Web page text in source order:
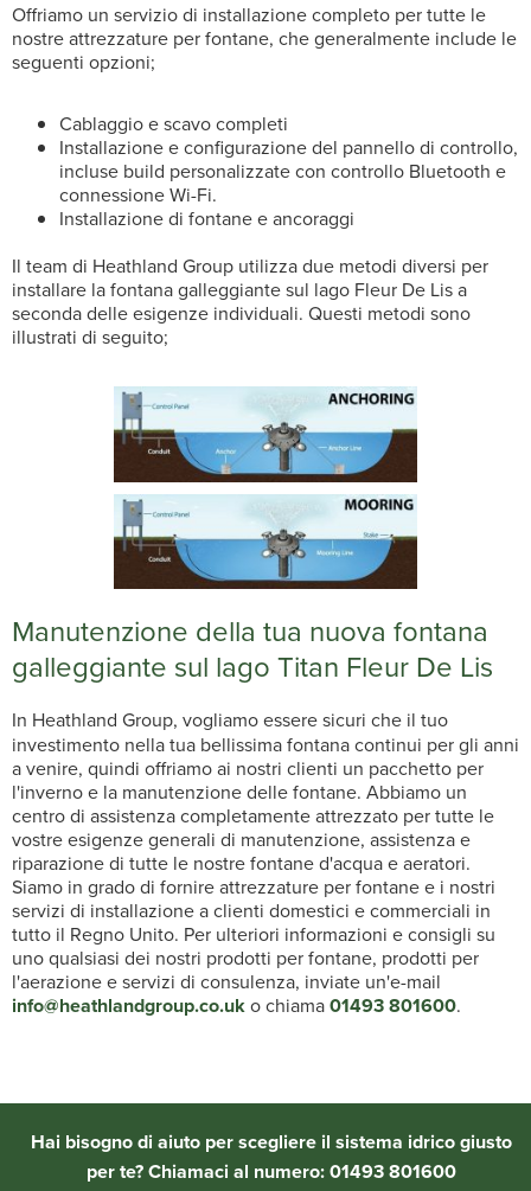
Offriamo un servizio di installazione completo per tutte le
nostre attrezzature per fontane, che generalmente include le
seguenti opzioni;
Cablaggio e scavo completi
Installazione e configurazione del pannello di controllo,
incluse build personalizzate con controllo Bluetooth e
connessione Wi-Fi.
Installazione di fontane e ancoraggi
Il team di Heathland Group utilizza due metodi diversi per
installare la fontana galleggiante sul lago Fleur De Lis a
seconda delle esigenze individuali. Questi metodi sono
illustrati di seguito;
Manutenzione della tua nuova fontana
galleggiante sul lago Titan Fleur De Lis
In Heathland Group, vogliamo essere sicuri che il tuo
investimento nella tua bellissima fontana continui per gli anni
a venire, quindi offriamo ai nostri clienti un pacchetto per
l'inverno e la manutenzione delle fontane. Abbiamo un
centro di assistenza completamente attrezzato per tutte le
vostre esigenze generali di manutenzione, assistenza e
riparazione di tutte le nostre fontane d'acqua e aeratori.
Siamo in grado di fornire attrezzature per fontane e i nostri
servizi di installazione a clienti domestici e commerciali in
tutto il Regno Unito. Per ulteriori informazioni e consigli su
uno qualsiasi dei nostri prodotti per fontane, prodotti per
l'aerazione e servizi di consulenza, inviate un'e-mail
info@heathlandgroup.co.uko chiama01493 801600.
Hai bisogno di aiuto per scegliere il sistema idrico giusto
per te? Chiamaci al numero: 01493 801600